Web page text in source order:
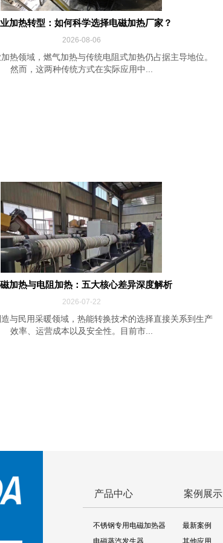
加热转型：如何科学选择电磁加热厂家？
2026-08-06
热领域，燃气加热与传统电阻式加热仍占据主导地位。
然而，这两种传统方式在实际应用中...
加热与电阻加热：五大核心差异深度解析
2026-07-22
与民用采暖领域，热能转换技术的选择直接关系到生产
效率、运营成本以及安全性。目前市...
产品中心
不锈钢专用电磁加热器
电磁蒸汽发生器
案例展示
最新案例
其他应用